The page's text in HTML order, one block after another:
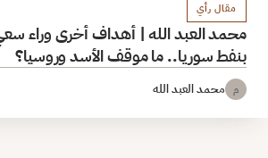
مقال رأي
محمد العبد الله | أهداف أخرى وراء سعي
بنفط سوريا.. ما موقف الأسد وروسيا؟
م محمد العبد الله